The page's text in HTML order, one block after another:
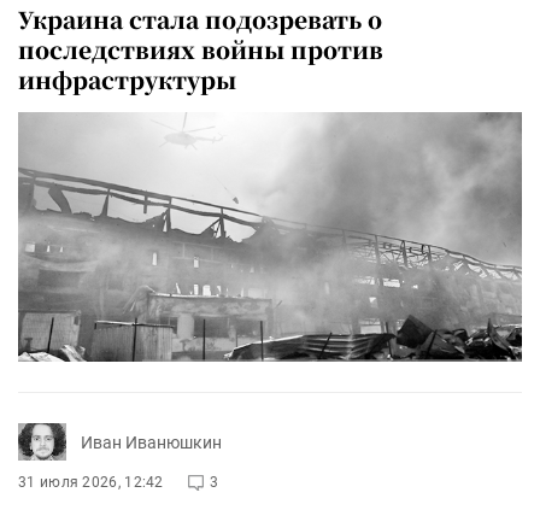
Украина стала подозревать о
последствиях войны против
инфраструктуры
Иван Иванюшкин
31 июля 2026, 12:42 3